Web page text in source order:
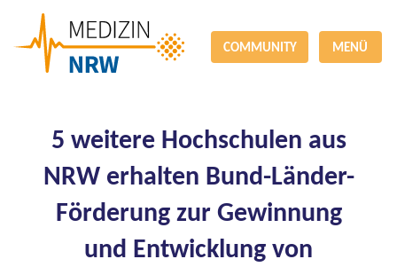
COMMUNITY MENÜ
5 weitere Hochschulen aus
NRW erhalten Bund-Länder-
Förderung zur Gewinnung
und Entwicklung von